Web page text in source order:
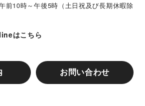
前10時～午後5時（土日祝及び長期休暇除
はこちら
お問い合わせ